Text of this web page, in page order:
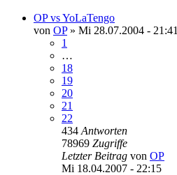
OP vs YoLaTengo
von OP» Mi 28.07.2004 - 21:41
1
…
18
19
20
21
22
434 Antworten
78969 Zugriffe
Letzter Beitrag von OP
Mi 18.04.2007 - 22:15